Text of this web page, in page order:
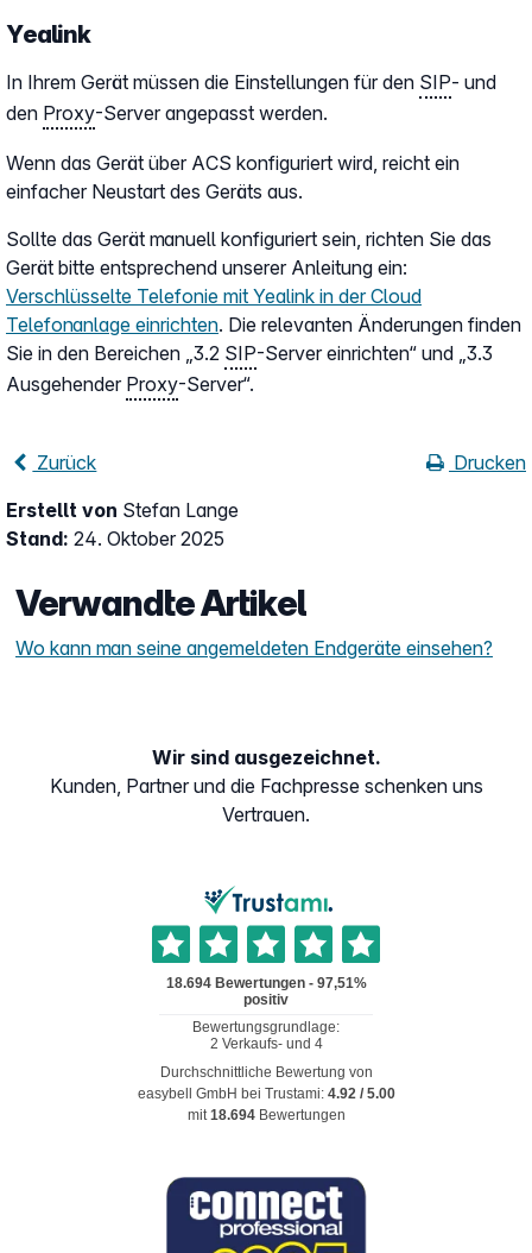
Yealink
In Ihrem Gerät müssen die Einstellungen für den SIP- und
den Proxy-Server angepasst werden.
Wenn das Gerät über ACS konfiguriert wird, reicht ein
einfacher Neustart des Geräts aus.
Sollte das Gerät manuell konfiguriert sein, richten Sie das
Gerät bitte entsprechend unserer Anleitung ein:
Verschlüsselte Telefonie mit Yealink in der Cloud
Telefonanlage einrichten. Die relevanten Änderungen finden
Sie in den Bereichen „3.2 SIP-Server einrichten“ und „3.3
Ausgehender Proxy-Server“.
Zurück
Drucken
Erstellt von Stefan Lange
Stand: 24. Oktober 2025
Verwandte Artikel
Wo kann man seine angemeldeten Endgeräte einsehen?
Wir sind ausgezeichnet.
Kunden, Partner und die Fachpresse schenken uns
Vertrauen.
Durchschnittliche Bewertung von
easybell GmbH bei Trustami: 4.92/ 5.00
mit18.694 Bewertungen